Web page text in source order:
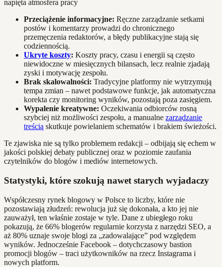
Przeciążenie informacyjne: Ręczne zarządzanie setkami
postów i komentarzy prowadzi do chronicznego
przemęczenia redaktorów, a błędy publikacyjne stają się
codziennością.
Ukryte koszty: Koszty pracy, czasu i energii są często
niewidoczne w miesięcznych bilansach, lecz realnie zjadają
zyski i motywację zespołu.
Brak skalowalności: Tradycyjne platformy nie wytrzymują
tempa zmian – nawet podstawowe funkcje, jak automatyczna
korekta czy monitoring wyników, pozostają poza zasięgiem.
Wypalenie kreatywne: Oczekiwania odbiorców rosną
szybciej niż możliwości zespołu, a manualne zarządzanie
treścią skutkuje powielaniem schematów i brakiem świeżości.
Te zjawiska nie są tylko problemem redakcji – odbijają się echem w
jakości polskiej debaty publicznej oraz w poziomie zaufania
czytelników do blogów i mediów internetowych.
Statystyki, które szokują nawet starych wyjadaczy
Współczesny rynek blogowy w Polsce to liczby, które nie
pozostawiają złudzeń: rewolucja już się dokonała, a kto jej nie
zauważył, ten właśnie zostaje w tyle. Dane z ubiegłego roku
pokazują, że 66% blogerów regularnie korzysta z narzędzi SEO, a
aż 80% uznaje swoje blogi za „zadowalające” pod względem
wyników. Jednocześnie Facebook – dotychczasowy bastion
promocji blogów – traci użytkowników na rzecz Instagrama i
nowych platform.